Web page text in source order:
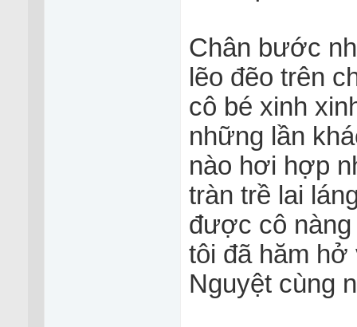
Chân bước
lẽo đẽo trên
cô bé xinh
những lần
nào hơi hợp
tràn trề lai
được cô
tôi đã hăm
Nguyệt cùng